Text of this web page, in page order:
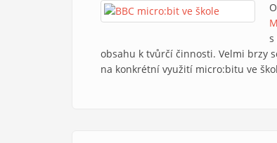
s
obsahu k tvůrčí činnosti. Velmi brzy
na konkrétní využití micro:bitu ve